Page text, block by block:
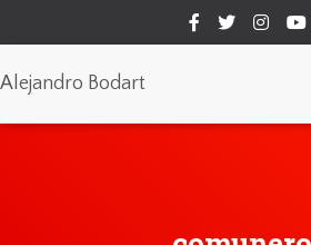
Alejandro Bodart